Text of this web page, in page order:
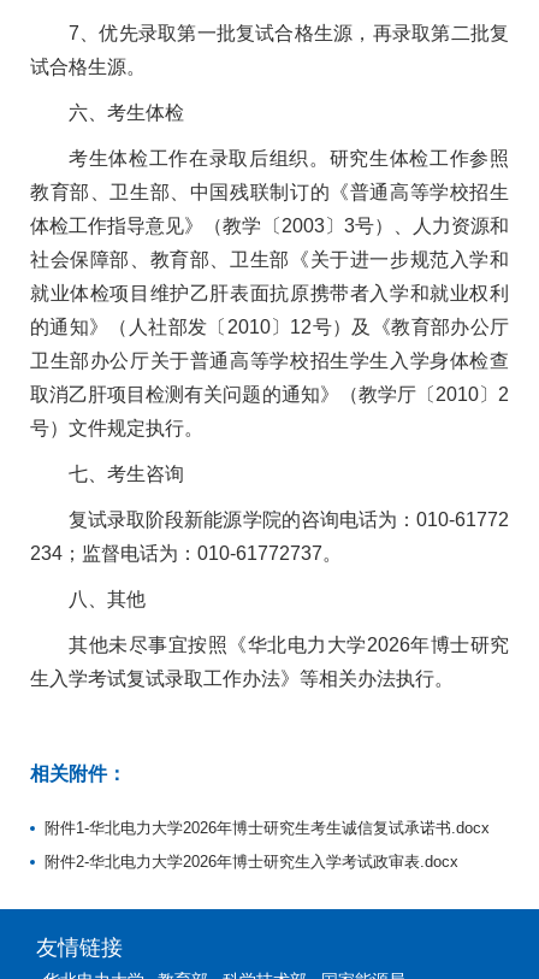
7、优先录取第一批复试合格生源，再录取第二批复
试合格生源。
六、考生体检
考生体检工作在录取后组织。研究生体检工作参照
教育部、卫生部、中国残联制订的《普通高等学校招生
体检工作指导意见》（教学〔2003〕3号）、人力资源和
社会保障部、教育部、卫生部《关于进一步规范入学和
就业体检项目维护乙肝表面抗原携带者入学和就业权利
的通知》（人社部发〔2010〕12号）及《教育部办公厅
卫生部办公厅关于普通高等学校招生学生入学身体检查
取消乙肝项目检测有关问题的通知》（教学厅〔2010〕2
号）文件规定执行。
七、考生咨询
复试录取阶段新能源学院的咨询电话为：010-61772
234；监督电话为：010-61772737。
八、其他
其他未尽事宜按照《华北电力大学2026年博士研究
生入学考试复试录取工作办法》等相关办法执行。
相关附件：
附件1-华北电力大学2026年博士研究生考生诚信复试承诺书.docx
附件2-华北电力大学2026年博士研究生入学考试政审表.docx
友情链接